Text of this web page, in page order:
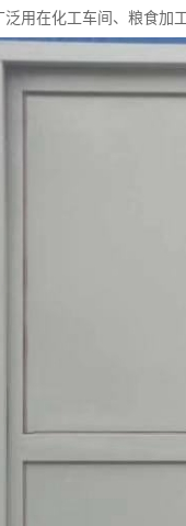
用在化工车间、粮食加